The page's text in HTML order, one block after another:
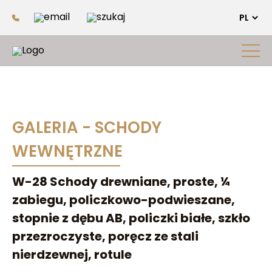
GALERIA - SCHODY
WEWNĘTRZNE
W-28 Schody drewniane, proste, ¼
zabiegu, policzkowo-podwieszane,
stopnie z dębu AB, policzki białe, szkło
przezroczyste, poręcz ze stali
nierdzewnej, rotule